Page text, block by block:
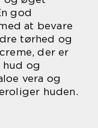
god
at bevare
tørhed og
der er
og
vera og
huden.